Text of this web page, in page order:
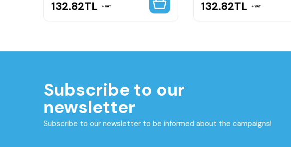
132.82TL VAT 132.82TL VAT
Subscribe to our
newsletter
Subscribe to our newsletter to be informed about the campaigns!